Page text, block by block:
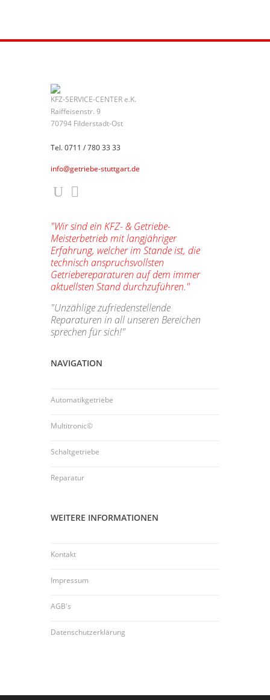
KFZ-SERVICE-CENTER e.K.
Raiffeisenstr. 9
70794 Filderstadt-Ost
Tel. 0711 / 780 33 33
info@getriebe-stuttgart.de
"Wir sind ein KFZ- & Getriebe-
Meisterbetrieb mit langjähriger
Erfahrung, welcher im Stande ist, die
technisch anspruchsvollsten
Getriebereparaturen auf dem immer
aktuellsten Stand durchzuführen."
"Unzählige zufriedenstellende
Reparaturen in all unseren Bereichen
sprechen für sich!"
NAVIGATION
Automatikgetriebe
Multitronic©
Schaltgetriebe
Reparatur
WEITERE INFORMATIONEN
Kontakt
Impressum
AGB's
Datenschutzerklärung